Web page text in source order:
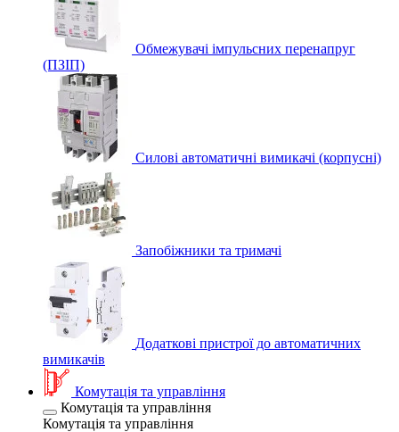
Обмежувачі імпульсних перенапруг
(ПЗІП)
Силові автоматичні вимикачі (корпусні)
Запобіжники та тримачі
Додаткові пристрої до автоматичних
вимикачів
Комутація та управління
Комутація та управління
Комутація та управління